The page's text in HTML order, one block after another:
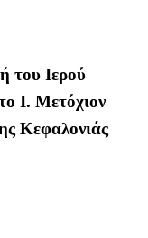
του Ιερού
Ι. Μετόχιον
Κεφαλονιάς